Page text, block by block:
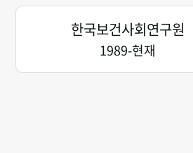
한국보건사회연구원
1989-현재